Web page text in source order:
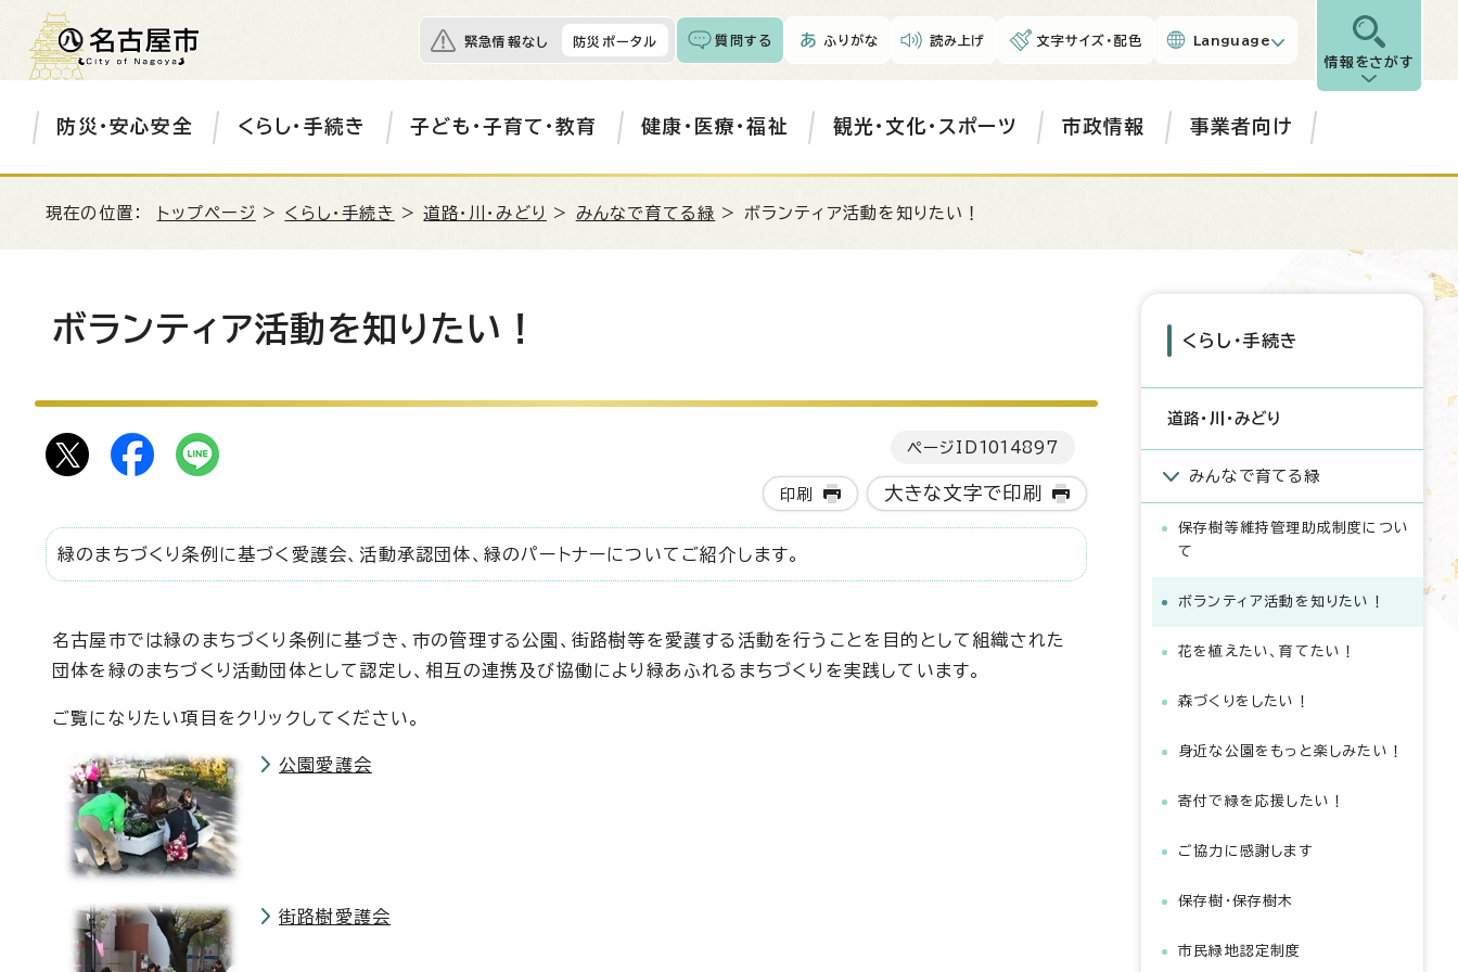
緊急情報なし 防災ポータル 質問する ふりがな 読み上げ 文字サイズ・配色 Language
情報をさがす
防災・安心安全 くらし・手続き 子ども・子育て・教育 健康・医療・福祉 観光・文化・スポーツ 市政情報 事業者向け
現在の位置： トップページ > くらし・手続き >道路・川・みどり > みんなで育てる緑 > ボランティア活動を知りたい！
ボランティア活動を知りたい！
ページID 1014897
印刷 大きな文字で印刷
緑のまちづくり条例に基づく愛護会、活動承認団体、緑のパートナーについてご紹介します。
名古屋市では緑のまちづくり条例に基づき、市の管理する公園、街路樹等を愛護する活動を行うことを目的として組織された
団体を緑のまちづくり活動団体として認定し、相互の連携及び協働により緑あふれるまちづくりを実践しています。
ご覧になりたい項目をクリックしてください。
公園愛護会
街路樹愛護会
くらし・手続き
道路・川・みどり
みんなで育てる緑
保存樹等維持管理助成制度につい
て
ボランティア活動を知りたい！
花を植えたい、育てたい！
森づくりをしたい！
身近な公園をもっと楽しみたい！
寄付で緑を応援したい！
ご協力に感謝します
保存樹・保存樹木
市民緑地認定制度